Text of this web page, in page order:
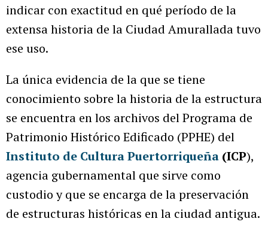
indicar con exactitud en qué período de la
extensa historia de la Ciudad Amurallada tuvo
ese uso.
La única evidencia de la que se tiene
conocimiento sobre la historia de la estructura
se encuentra en los archivos del Programa de
Patrimonio Histórico Edificado (PPHE) del
Instituto de Cultura Puertorriqueña (ICP),
agencia gubernamental que sirve como
custodio y que se encarga de la preservación
de estructuras históricas en la ciudad antigua.